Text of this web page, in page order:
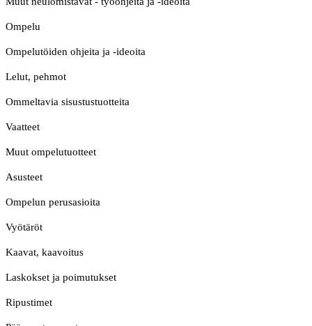
Ompelu
Ompelutöiden ohjeita ja -ideoita
Lelut, pehmot
Ommeltavia sisustustuotteita
Vaatteet
Muut ompelutuotteet
Asusteet
Ompelun perusasioita
Vyötäröt
Kaavat, kaavoitus
Laskokset ja poimutukset
Ripustimet